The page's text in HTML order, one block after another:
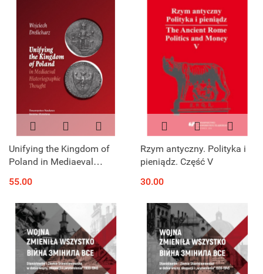
Unifying the Kingdom of
Poland in Mediaeval
55.00
Rzym antyczny. Polityka i
pieniądz. Część V
30.00